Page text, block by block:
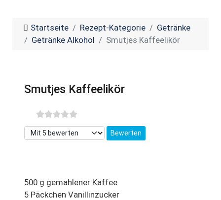
Startseite Rezept-Kategorie
Getränke
Getränke Alkohol
Smutjes Kaffeelikör
Smutjes Kaffeelikör
Bitte bewerten
500 g gemahlener Kaffee
5 Päckchen Vanillinzucker